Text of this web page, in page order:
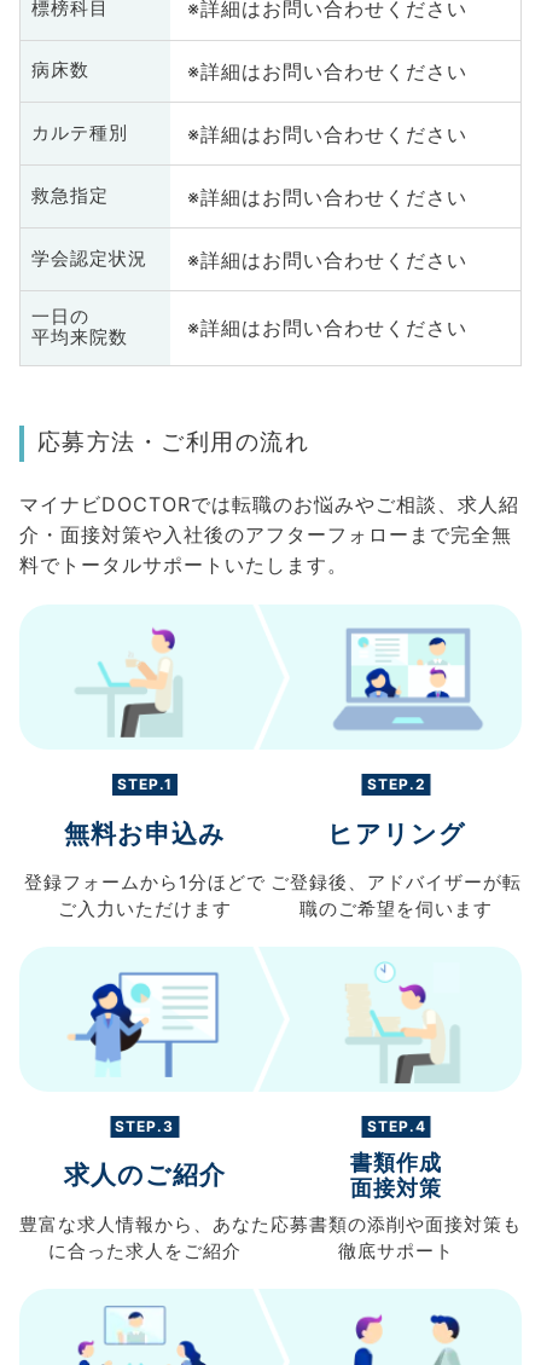
標榜科目 ※詳細はお問い合わせください
病床数 ※詳細はお問い合わせください
カルテ種別 ※詳細はお問い合わせください
救急指定 ※詳細はお問い合わせください
学会認定状況 ※詳細はお問い合わせください
一日の
平均来院数
※詳細はお問い合わせください
応募方法・ご利用の流れ
マイナビDOCTORでは転職のお悩みやご相談、求人紹
介・面接対策や入社後のアフターフォローまで完全無
料でトータルサポートいたします。
STEP.1
無料お申込み
登録フォームから 1分ほどで
ご入力 いただけます
STEP.2
ヒアリング
ご登録後、 アドバイザーが転
職のご希望を伺います
STEP.3
求人のご紹介
豊富な求人情報から、 あなた
に合った求人を ご紹介
STEP.4
書類作成
面接対策
応募書類の添削や面接対策も
徹底サポート